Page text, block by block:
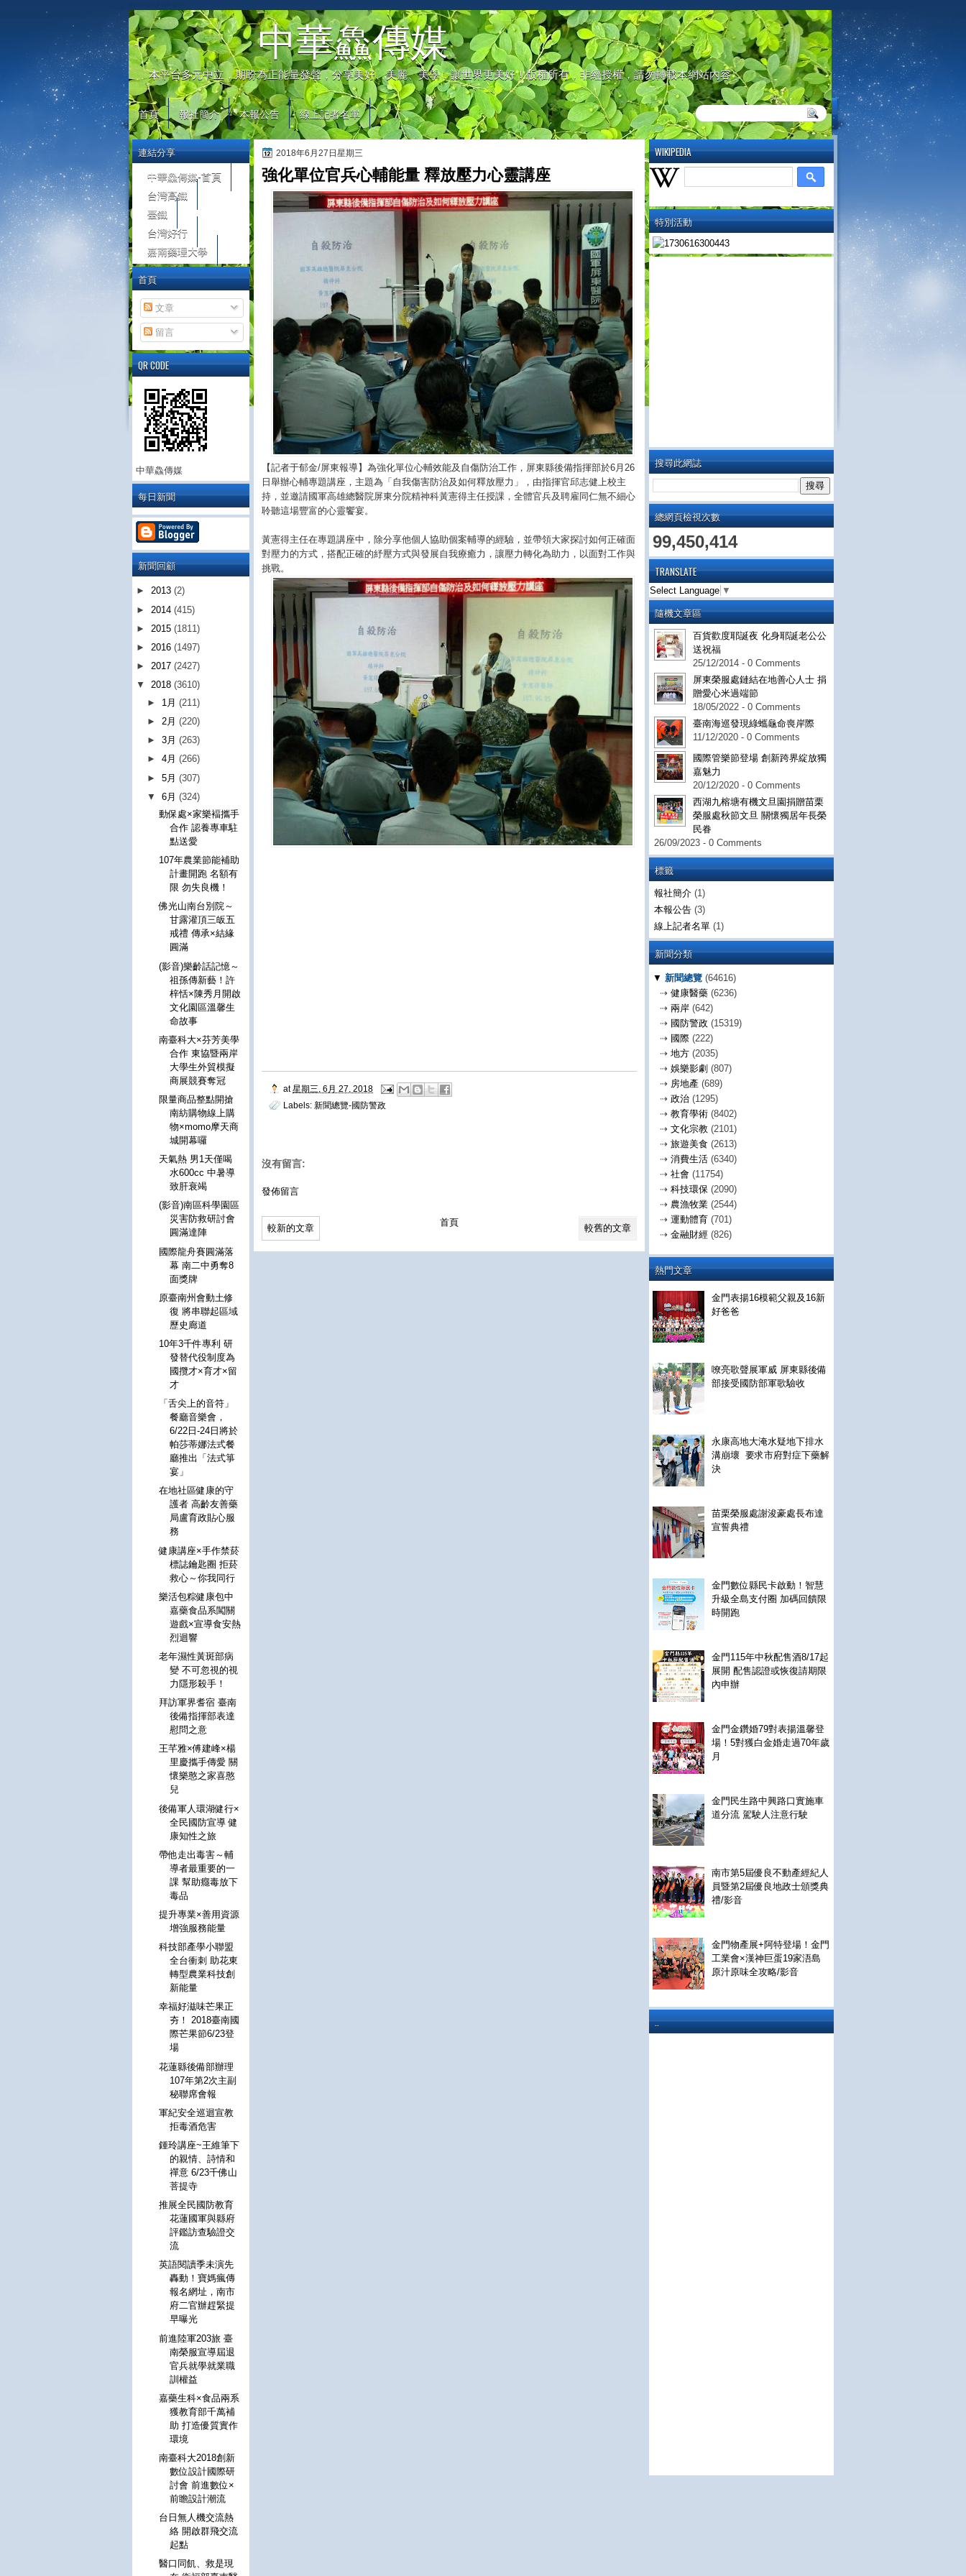
中華鱻傳媒
本平台多元中立，期盼為正能量發聲，分享美好、美麗、美學，讓世界更美好！版權所有，非經授權，請勿轉載本網站內容
首頁 報社簡介 本報公告 線上記者名單
WIKIPEDIA
特別活動
搜尋此網誌
總網頁檢視次數
99,450,414
TRANSLATE
Select Language ▼
隨機文章區
百貨歡度耶誕夜 化身耶誕老公公
送祝福
25/12/2014 - 0 Comments
屏東榮服處鏈結在地善心人士 捐
贈愛心米過端節
18/05/2022 - 0 Comments
臺南海巡發現綠蠵龜命喪岸際
11/12/2020 - 0 Comments
國際管樂節登場 創新跨界綻放獨
嘉魅力
20/12/2020 - 0 Comments
西湖九榕塘有機文旦園捐贈苗栗
榮服處秋節文旦 關懷獨居年長榮
民眷
26/09/2023 - 0 Comments
標籤
報社簡介 (1)
本報公告 (3)
線上記者名單 (1)
新聞分類
▼ 新聞總覽 (64616)
⇢ 健康醫藥 (6236)
⇢ 兩岸 (642)
⇢ 國防警政 (15319)
⇢ 國際 (222)
⇢ 地方 (2035)
⇢ 娛樂影劇 (807)
⇢ 房地產 (689)
⇢ 政治 (1295)
⇢ 教育學術 (8402)
⇢ 文化宗教 (2101)
⇢ 旅遊美食 (2613)
⇢ 消費生活 (6340)
⇢ 社會 (11754)
⇢ 科技環保 (2090)
⇢ 農漁牧業 (2544)
⇢ 運動體育 (701)
⇢ 金融財經 (826)
熱門文章
金門表揚16模範父親及16新
好爸爸
嘹亮歌聲展軍威 屏東縣後備
部接受國防部軍歌驗收
永康高地大淹水疑地下排水
溝崩壞 要求市府對症下藥解
決
苗栗榮服處謝浚豪處長布達
宣誓典禮
金門數位縣民卡啟動！智慧
升級全島支付圈 加碼回饋限
時開跑
金門115年中秋配售酒8/17起
展開 配售認證或恢復請期限
內申辦
金門金鑽婚79對表揚溫馨登
場！5對獲白金婚走過70年歲
月
金門民生路中興路口實施車
道分流 駕駛人注意行駛
南市第5屆優良不動產經紀人
員暨第2屆優良地政士頒獎典
禮/影音
金門物產展+阿特登場！金門
工業會×漢神巨蛋19家浯島
原汁原味全攻略/影音
..
2018年6月27日星期三
強化單位官兵心輔能量 釋放壓力心靈講座
【記者于郁金/屏東報導】為強化單位心輔效能及自傷防治工作，屏東縣後備指揮部於6月26
日舉辦心輔專題講座，主題為「自我傷害防治及如何釋放壓力」，由指揮官邱志健上校主
持，並邀請國軍高雄總醫院屏東分院精神科黃憲得主任授課，全體官兵及聘雇同仁無不細心
聆聽這場豐富的心靈饗宴。
黃憲得主任在專題講座中，除分享他個人協助個案輔導的經驗，並帶領大家探討如何正確面
對壓力的方式，搭配正確的紓壓方式與發展自我療癒力，讓壓力轉化為助力，以面對工作與
挑戰。
at 星期三, 6月 27, 2018
Labels: 新聞總覽-國防警政
沒有留言:
發佈留言
較新的文章 較舊的文章
首頁
連結分享
中華鱻傳媒-首頁
台灣高鐵
臺鐵
台灣好行
嘉南藥理大學
首頁
文章
留言
QR CODE
中華鱻傳媒
每日新聞
新聞回顧
► 2013 (2)
► 2014 (415)
► 2015 (1811)
► 2016 (1497)
► 2017 (2427)
▼ 2018 (3610)
► 1月(211)
► 2月(220)
►3月(263)
►4月(266)
►5月(307)
▼6月(324)
動保處×家樂褔攜手
合作 認養專車駐
點送愛
107年農業節能補助
計畫開跑 名額有
限 勿失良機！
佛光山南台別院～
甘露灌頂三皈五
戒禮 傳承×結緣
圓滿
(影音)樂齡話記憶～
祖孫傳新藝！許
梓恬×陳秀月開啟
文化園區溫馨生
命故事
南臺科大×芬芳美學
合作 東協暨兩岸
大學生外貿模擬
商展競賽奪冠
限量商品整點開搶
南紡購物線上購
物×momo摩天商
城開幕囉
天氣熱 男1天僅喝
水600cc 中暑導
致肝衰竭
(影音)南區科學園區
災害防救研討會
圓滿達陣
國際龍舟賽圓滿落
幕 南二中勇奪8
面獎牌
原臺南州會動土修
復 將串聯起區域
歷史廊道
10年3千件專利 研
發替代役制度為
國攬才×育才×留
才
「舌尖上的音符」
餐廳音樂會，
6/22日-24日將於
帕莎蒂娜法式餐
廳推出「法式箏
宴」
在地社區健康的守
護者 高齡友善藥
局盧育政貼心服
務
健康講座×手作禁菸
標誌鑰匙圈 拒菸
救心～你我同行
樂活包粽健康包中
嘉藥食品系闖關
遊戲×宣導食安熱
烈迴響
老年濕性黃斑部病
變 不可忽視的視
力隱形殺手！
拜訪軍界耆宿 臺南
後備指揮部表達
慰問之意
王芊雅×傅建峰×楊
里慶攜手傳愛 關
懷樂憨之家喜憨
兒
後備軍人環湖健行×
全民國防宣導 健
康知性之旅
帶他走出毒害～輔
導者最重要的一
課 幫助癮毒放下
毒品
提升專業×善用資源
增強服務能量
科技部產學小聯盟
全台衝刺 助花東
轉型農業科技創
新能量
幸福好滋味芒果正
夯！ 2018臺南國
際芒果節6/23登
場
花蓮縣後備部辦理
107年第2次主副
秘聯席會報
軍紀安全巡迴宣教
拒毒酒危害
鍾玲講座~王維筆下
的親情、詩情和
禪意 6/23千佛山
菩提寺
推展全民國防教育
花蓮國軍與縣府
評鑑訪查驗證交
流
英語閱讀季未演先
轟動！寶媽瘋傳
報名網址，南市
府二官辦趕緊提
早曝光
前進陸軍203旅 臺
南榮服宣導屆退
官兵就學就業職
訓權益
嘉藥生科×食品兩系
獲教育部千萬補
助 打造優質實作
環境
南臺科大2018創新
數位設計國際研
討會 前進數位×
前瞻設計潮流
台日無人機交流熱
絡 開啟群飛交流
起點
醫口同飢、救是現